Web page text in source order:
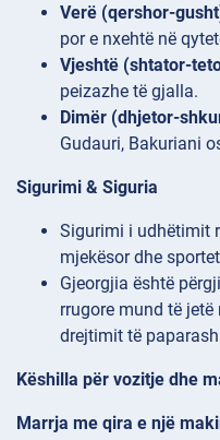
Verë (qershor-gusht
por e nxehtë në
Vjeshtë (shtator-
peizazhe të gjalla.
Dimër (dhjetor-
Gudauri, Bakuriani
Sigurimi & Siguria
Sigurimi i udhëtimit
mjekësor dhe
Gjeorgjia është
rrugore mund të
drejtimit të
Këshilla për vozitje dhe
Marrja me qira e një